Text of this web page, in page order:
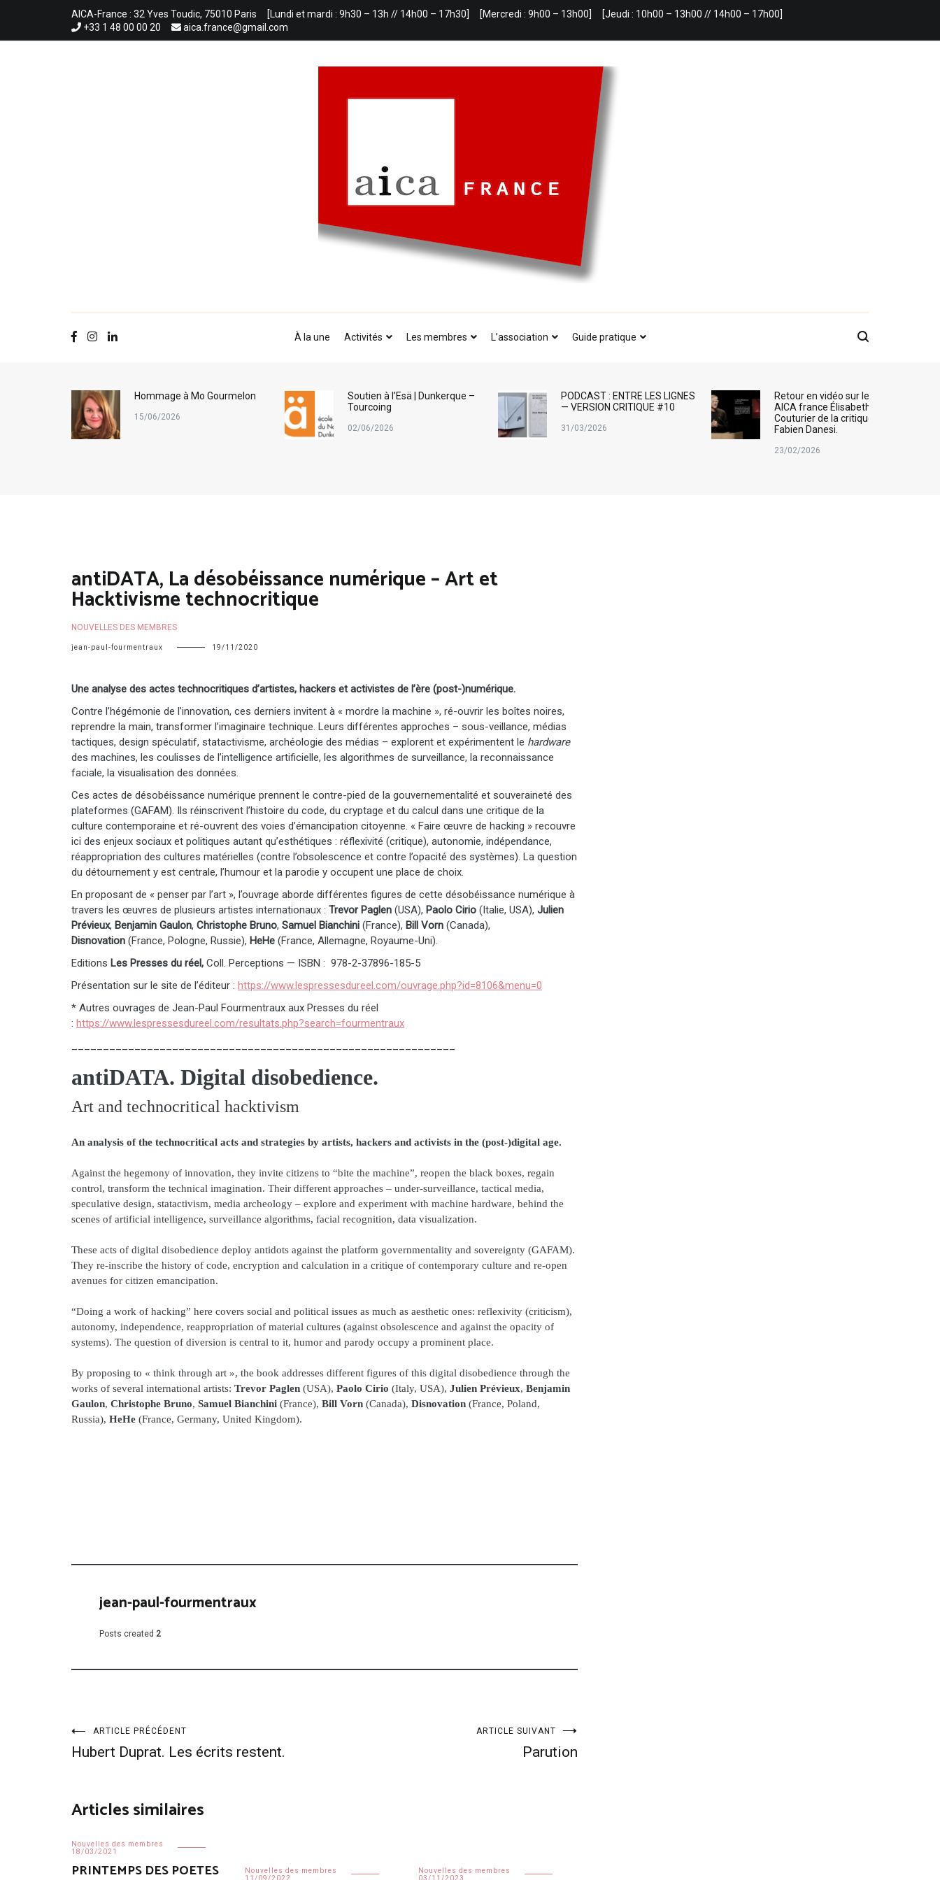
AICA-France : 32 Yves Toudic, 75010 Paris [Lundi et mardi : 9h30 – 13h // 14h00 – 17h30] [Mercredi : 9h00 – 13h00]
[Jeudi : 10h00 – 13h00 // 14h00 – 17h00]
+33 1 48 00 00 20
aica.france@gmail.com
À la une Activités Les membres L’association Guide pratique
Hommage à Mo Gourmelon
15/06/2026
Soutien à l’Esä | Dunkerque –
Tourcoing
02/06/2026
PODCAST : ENTRE LES LIGNES
— VERSION CRITIQUE #10
31/03/2026
Retour en vidéo sur le Prix
AICA france Élisabeth
Couturier de la critique d’art :
Fabien Danesi.
23/02/2026
antiDATA, La désobéissance numérique – Art et
Hacktivisme technocritique
NOUVELLES DES MEMBRES
jean-paul-fourmentraux 19/11/2020
Une analyse des actes technocritiques d’artistes, hackers et activistes de l’ère (post-)numérique.
Contre l’hégémonie de l’innovation, ces derniers invitent à « mordre la machine », ré-ouvrir les boîtes noires,
reprendre la main, transformer l’imaginaire technique. Leurs différentes approches – sous-veillance, médias
tactiques, design spéculatif, statactivisme, archéologie des médias – explorent et expérimentent le hardware
des machines, les coulisses de l’intelligence artificielle, les algorithmes de surveillance, la reconnaissance
faciale, la visualisation des données.
Ces actes de désobéissance numérique prennent le contre-pied de la gouvernementalité et souveraineté des
plateformes (GAFAM). Ils réinscrivent l’histoire du code, du cryptage et du calcul dans une critique de la
culture contemporaine et ré-ouvrent des voies d’émancipation citoyenne. « Faire œuvre de hacking » recouvre
ici des enjeux sociaux et politiques autant qu’esthétiques : réflexivité (critique), autonomie, indépendance,
réappropriation des cultures matérielles (contre l’obsolescence et contre l’opacité des systèmes). La question
du détournement y est centrale, l’humour et la parodie y occupent une place de choix.
En proposant de « penser par l’art », l’ouvrage aborde différentes figures de cette désobéissance numérique à
travers les œuvres de plusieurs artistes internationaux : Trevor Paglen (USA), Paolo Cirio (Italie, USA), Julien
Prévieux, Benjamin Gaulon, Christophe Bruno, Samuel Bianchini (France), Bill Vorn (Canada),
Disnovation (France, Pologne, Russie), HeHe (France, Allemagne, Royaume-Uni).
Editions Les Presses du réel, Coll. Perceptions — ISBN : 978-2-37896-185-5
Présentation sur le site de l’éditeur : https://www.lespressesdureel.com/ouvrage.php?id=8106&menu=0
* Autres ouvrages de Jean-Paul Fourmentraux aux Presses du réel
: https://www.lespressesdureel.com/resultats.php?search=fourmentraux
antiDATA. Digital disobedience.
Art and technocritical hacktivism
An analysis of the technocritical acts and strategies by artists, hackers and activists in the (post-)digital age.
Against the hegemony of innovation, they invite citizens to “bite the machine”, reopen the black boxes, regain
control, transform the technical imagination. Their different approaches – under-surveillance, tactical media,
speculative design, statactivism, media archeology – explore and experiment with machine hardware, behind the
scenes of artificial intelligence, surveillance algorithms, facial recognition, data visualization.
These acts of digital disobedience deploy antidots against the platform governmentality and sovereignty (GAFAM).
They re-inscribe the history of code, encryption and calculation in a critique of contemporary culture and re-open
avenues for citizen emancipation.
“Doing a work of hacking” here covers social and political issues as much as aesthetic ones: reflexivity (criticism),
autonomy, independence, reappropriation of material cultures (against obsolescence and against the opacity of
systems). The question of diversion is central to it, humor and parody occupy a prominent place.
By proposing to « think through art », the book addresses different figures of this digital disobedience through the
works of several international artists: Trevor Paglen (USA), Paolo Cirio (Italy, USA), Julien Prévieux, Benjamin
Gaulon, Christophe Bruno, Samuel Bianchini (France), Bill Vorn (Canada), Disnovation (France, Poland,
Russia), HeHe (France, Germany, United Kingdom).
jean-paul-fourmentraux
Posts created 2
Navigation
l’article
ARTICLE PRÉCÉDENT
Hubert Duprat. Les écrits restent.
ARTICLE SUIVANT
Parution
Articles similaires
Nouvelles des membres
18/03/2021
PRINTEMPS DES POETES
Nouvelles des membres
11/09/2022
Nouvelles des membres
03/11/2023